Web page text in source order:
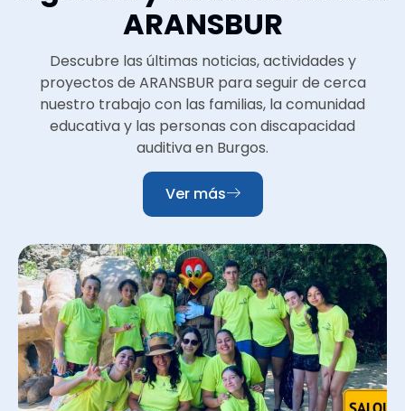
ARANSBUR
Descubre las últimas noticias, actividades y
proyectos de ARANSBUR para seguir de cerca
nuestro trabajo con las familias, la comunidad
educativa y las personas con discapacidad
auditiva en Burgos.
Ver más